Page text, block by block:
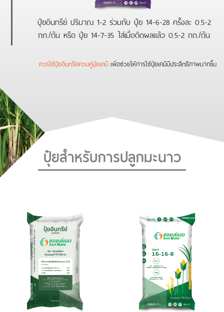
ปุ๋ยอินทรีย์ ปริมาณ 1-2 ร่วมกับ ปุ๋ย 14-6-28 ครั้งละ 0.5-2
กก./ต้น หรือ ปุ๋ย 14-7-35 ใส่เมื่อติดผลแล้ว 0.5-2 กก./ต้น
ควรใช้ปุ๋ยอินทรีย์ควบคู่ปุ๋ยเคมี เพื่อช่วยให้การใช้ปุ๋ยเคมีมีประสิทธิภาพมากขึ้น
ปุ๋ยสำหรับการปลูกมะนาว